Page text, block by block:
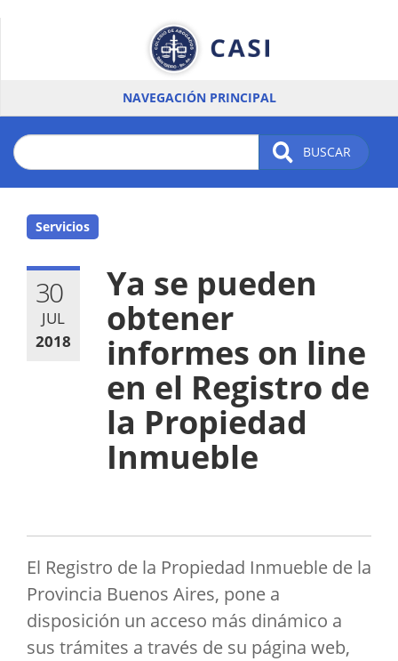
NAVEGACIÓN PRINCIPAL
BUSCAR
Servicios
30
JUL
2018
Ya se pueden
obtener
informes on line
en el Registro de
la Propiedad
Inmueble
El Registro de la Propiedad Inmueble de la
Provincia Buenos Aires, pone a
disposición un acceso más dinámico a
sus trámites a través de su página web,